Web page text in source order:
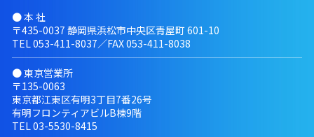
● 本 社
〒435-0037 静岡県浜松市中央区青屋町 601-10
TEL 053-411-8037／FAX 053-411-8038
● 東京営業所
〒135-0063
東京都江東区有明3丁目7番26号
有明フロンティアビルB棟9階
TEL 03-5530-8415